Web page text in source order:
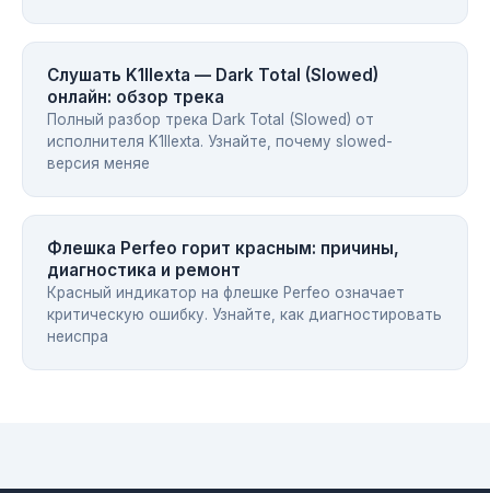
Слушать K1llexta — Dark Total (Slowed)
онлайн: обзор трека
Полный разбор трека Dark Total (Slowed) от
исполнителя K1llexta. Узнайте, почему slowed-
версия меняе
Флешка Perfeo горит красным: причины,
диагностика и ремонт
Красный индикатор на флешке Perfeo означает
критическую ошибку. Узнайте, как диагностировать
неиспра